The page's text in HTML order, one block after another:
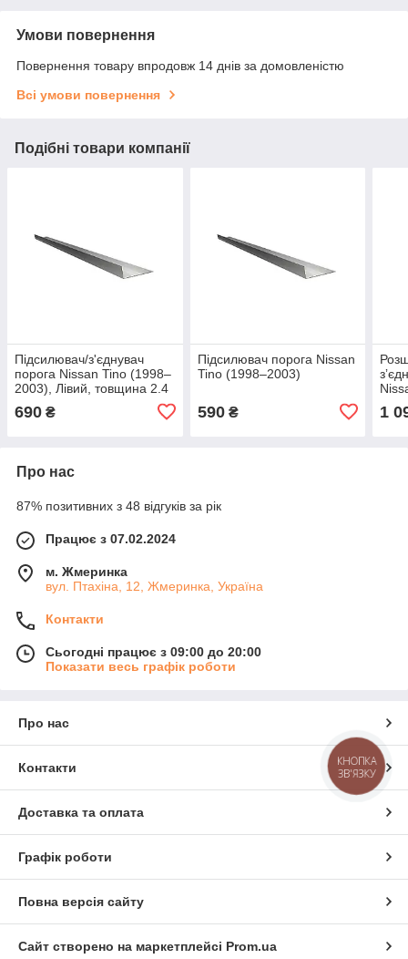
Умови повернення
Повернення товару впродовж 14 днів за домовленістю
Всі умови повернення
Подібні товари компанії
Підсилювач/з'єднувач
порога Nissan Tino (1998–
2003), Лівий, товщина 2.4
690 ₴
Підсилювач порога Nissan
Tino (1998–2003)
590₴ 1
Про нас
87% позитивних з 48 відгуків за рік
Працює з 07.02.2024
м. Жмеринка
вул. Птахіна, 12, Жмеринка, Україна
Контакти
Сьогодні працює з 09:00 до 20:00
Показати весь графік роботи
Про нас
Контакти
Доставка та оплата
Графік роботи
Повна версія сайту
Сайт створено на маркетплейсі Prom.ua
КНОПКА
ЗВ'ЯЗКУ